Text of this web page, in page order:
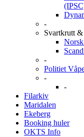
-
Svartkrutt &
-
Politiet
-
-
Filarkiv
Maridalen
Ekeberg
Booking huler
OKTS Info